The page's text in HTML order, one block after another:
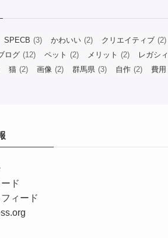
SPECB (3) かわいい (2) クリエイティブ (2)
ログ (12) ペット (2) メリット (2) レガシィ
猫 (2) 画像 (2) 群馬県 (3) 自作 (2) 費用
ド
ィード